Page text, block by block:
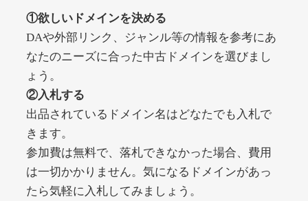
詳細を見る
10,800円 入札 0件
debtconsolidationorg.info
ジャンル
DA49 外部リンク数389 ドメイン年齢1年
10,800円 入札 0件
①欲しいドメインを決める
DAや外部リンク、ジャンル等の情報を参考にあ
なたのニーズに合った中古ドメインを選びまし
ょう。
②入札する
出品されているドメイン名はどなたでも入札で
きます。
参加費は無料で、落札できなかった場合、費用
は一切かかりません。気になるドメインがあっ
たら気軽に入札してみましょう。